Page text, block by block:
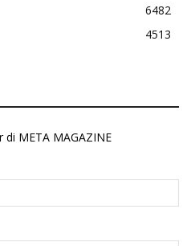
6482
4513
META MAGAZINE